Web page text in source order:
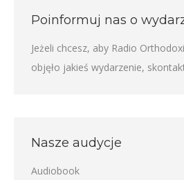
Poinformuj nas o
Jeżeli chcesz, aby Radio
objęło jakieś wydarzenie,
Nasze audycje
Audiobook